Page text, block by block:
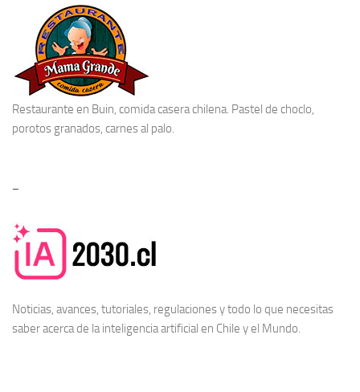
Restaurante en Buin, comida casera chilena. Pastel de choclo,
porotos granados, carnes al palo.
–
Noticias, avances, tutoriales, regulaciones y todo lo que necesitas
saber acerca de lainteligencia artificial en Chile y el Mundo.